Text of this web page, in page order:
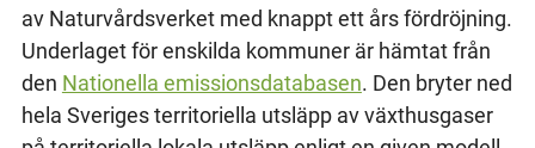
av Naturvårdsverket med knappt ett års fördröjning.
Underlaget för enskilda kommuner är hämtat från
den Nationella emissionsdatabasen. Den bryter ned
hela Sveriges territoriella utsläpp av växthusgaser